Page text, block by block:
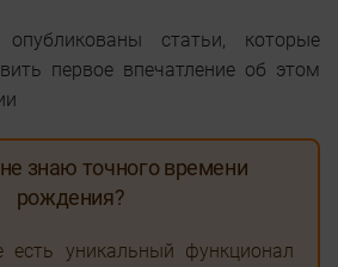
статьи, которые
первое впечатление об этом
знаю точного времени
рождения?
уникальный функционал